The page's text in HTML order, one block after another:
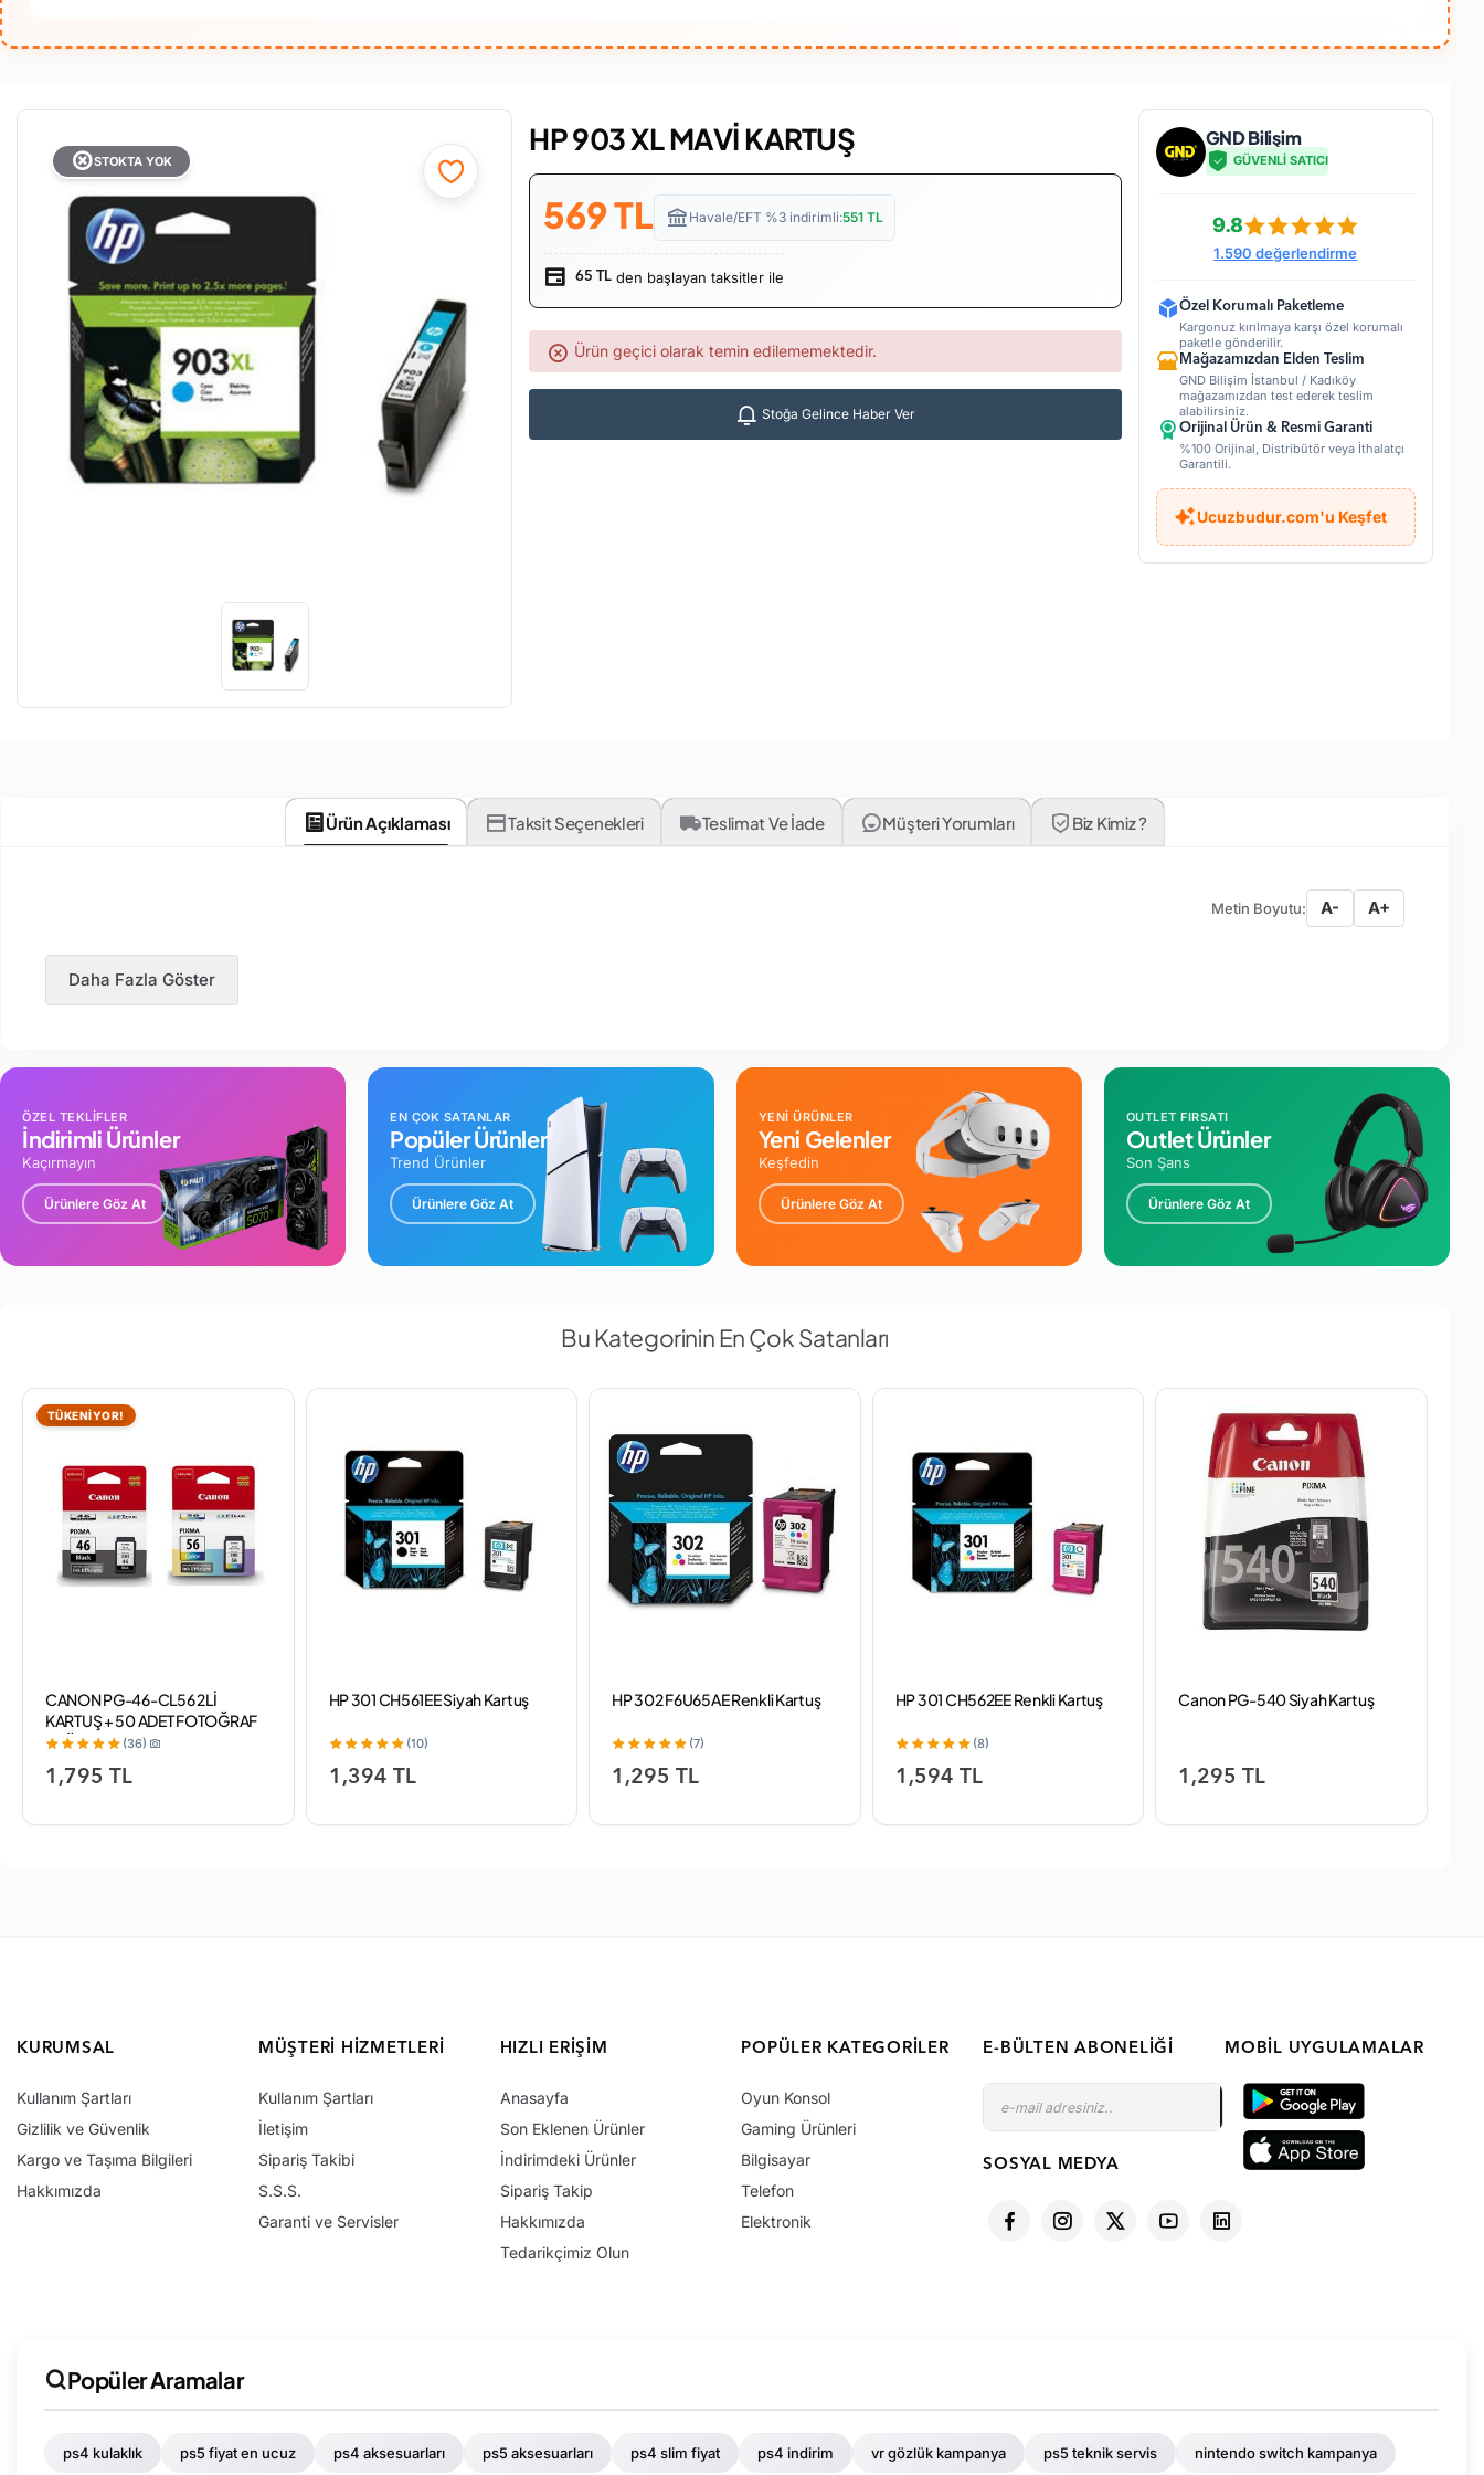
STOKTA YOK
HP 903 XL MAVİ KARTUŞ
569TL Havale/EFT %3 indirimli:551 TL
65 TL den başlayan taksitler ile
Ürün geçici olarak temin edilememektedir.
Stoğa Gelince Haber Ver
GND Bilişim
GÜVENLİ SATICI
9.8
1.590 değerlendirme
Özel Korumalı Paketleme
Kargonuz kırılmaya karşı özel korumalı
paketle gönderilir.
Mağazamızdan Elden Teslim
GND Bilişim İstanbul / Kadıköy
mağazamızdan test ederek teslim
alabilirsiniz.
Orijinal Ürün & Resmi Garanti
%100 Orijinal, Distribütör veya İthalatçı
Garantili.
Ucuzbudur.com'u Keşfet
Ürün Açıklaması Taksit Seçenekleri Teslimat Ve İade Müşteri Yorumları Biz Kimiz ?
Metin Boyutu: A- A+
Daha Fazla Göster
ÖZEL TEKLİFLER
İndirimli Ürünler
Kaçırmayın
Ürünlere Göz At
EN ÇOK SATANLAR
Popüler Ürünler
Trend Ürünler
Ürünlere Göz At
YENİ ÜRÜNLER
Yeni Gelenler
Keşfedin
Ürünlere Göz At
OUTLET FIRSATI
Outlet Ürünler
Son Şans
Ürünlere Göz At
Bu Kategorinin En Çok Satanları
TÜKENİYOR!
CANON PG-46-CL56 2Lİ
KARTUŞ + 50 ADET FOTOĞRAF
KAĞIDI
(36)
1,795 TL
HP 301 CH561EE Siyah Kartuş
(10)
1,394 TL
HP 302 F6U65AE Renkli Kartuş
(7)
1,295 TL
HP 301 CH562EE Renkli Kartuş
(8)
1,594 TL
Canon PG-540 Siyah Kartuş
1,295 TL
KURUMSAL
Kullanım Şartları
Gizlilik ve Güvenlik
Kargo ve Taşıma Bilgileri
Hakkımızda
MÜŞTERI HIZMETLERI
Kullanım Şartları
İletişim
Sipariş Takibi
S.S.S.
Garanti ve Servisler
HIZLI ERIŞIM
Anasayfa
Son Eklenen Ürünler
İndirimdeki Ürünler
Sipariş Takip
Hakkımızda
Tedarikçimiz Olun
POPÜLER KATEGORILER
Oyun Konsol
Gaming Ürünleri
Bilgisayar
Telefon
Elektronik
E-BÜLTEN ABONELIĞI
SOSYAL MEDYA
MOBIL UYGULAMALAR
Popüler Aramalar
ps4 kulaklık ps5 fiyat en ucuz ps4 aksesuarları ps5 aksesuarları ps4 slim fiyat ps4 indirim vr gözlük kampanya ps5 teknik servis nintendo switch kampanya